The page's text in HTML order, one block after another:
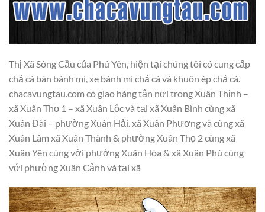
Thị Xã Sông Cầu của Phú Yên, hiện tại chúng tôi có cung cấp
chả cá bán bánh mì, xe bánh mì chả cá và khuôn ép chả cá.
chacavungtau.com có giao hàng tận nơi trong Xuân Thịnh –
xã Xuân Thọ 1 – xã Xuân Lộc và tại xã Xuân Bình cùng xã
Xuân Đài – phường Xuân Hải. xã Xuân Phương và cùng xã
Xuân Lâm xã Xuân Thành & phường Xuân Thọ 2 cùng xã
Xuân Yên cùng với phường Xuân Hòa & xã Xuân Phú cùng
với phường Xuân Cảnh và tại xã